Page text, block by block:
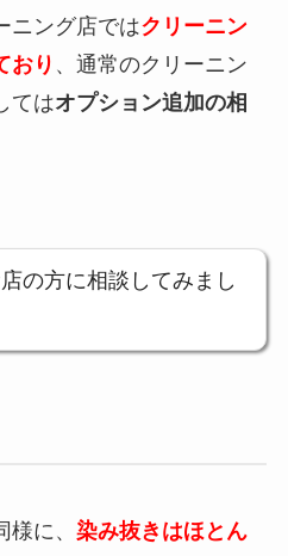
ニング店ではクリーニン
おり 、通常のクリーニン
てはオプション追加の相
の方に相談してみまし
に、 染み抜きはほとん